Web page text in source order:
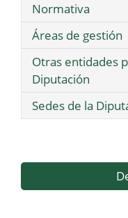
Normativa
Áreas de gestión
Otras entidades
Diputación
Sedes de la